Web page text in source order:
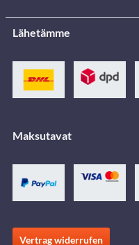
Lähetämme
Maksutavat
Vertrag widerrufen